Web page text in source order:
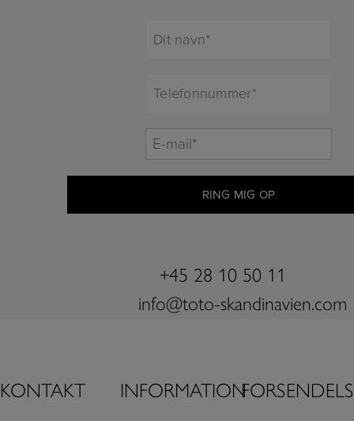
mail**
+45 28 10 50 11
info@toto-skandinavien.com
KONTAKT INFORMATION